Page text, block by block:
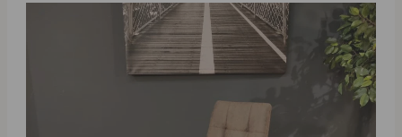
Current
price
is:
39,00 €.